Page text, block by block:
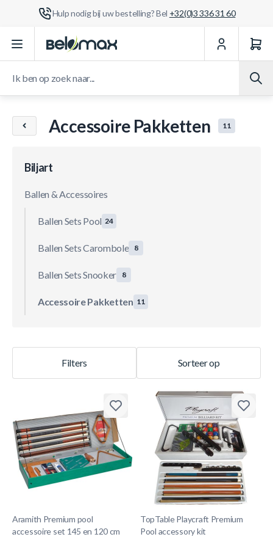
Hulp nodig bij uw bestelling? Bel +32(0)3 336 31 60
Ga naar de inhoud
Accessoire Pakketten 11
Biljart
Ballen & Accessoires
Ballen Sets Pool 24
Ballen Sets Carombole 8
Ballen Sets Snooker 8
Accessoire Pakketten 11
Sorteer op
Filters
Aramith Premium pool
accessoire set 145 en 120 cm
TopTable Playcraft Premium
Pool accessory kit